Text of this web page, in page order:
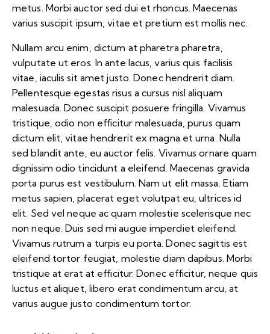
metus. Morbi auctor sed dui et rhoncus. Maecenas
varius suscipit ipsum, vitae et pretium est mollis nec.
Nullam arcu enim, dictum at pharetra pharetra,
vulputate ut eros. In ante lacus, varius quis facilisis
vitae, iaculis sit amet justo. Donec hendrerit diam.
Pellentesque egestas risus a cursus nisl aliquam
malesuada. Donec suscipit posuere fringilla. Vivamus
tristique, odio non efficitur malesuada, purus quam
dictum elit, vitae hendrerit ex magna et urna. Nulla
sed blandit ante, eu auctor felis. Vivamus ornare quam
dignissim odio tincidunt a eleifend. Maecenas gravida
porta purus est vestibulum. Nam ut elit massa. Etiam
metus sapien, placerat eget volutpat eu, ultrices id
elit. Sed vel neque ac quam molestie scelerisque nec
non neque. Duis sed mi augue imperdiet eleifend.
Vivamus rutrum a turpis eu porta. Donec sagittis est
eleifend tortor feugiat, molestie diam dapibus. Morbi
tristique at erat at efficitur. Donec efficitur, neque quis
luctus et aliquet, libero erat condimentum arcu, at
varius augue justo condimentum tortor.